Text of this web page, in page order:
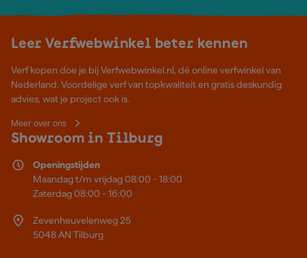
Leer Verfwebwinkel beter kennen
Verf kopen doe je bij Verfwebwinkel.nl, dé online verfwinkel van
Nederland. Voordelige verf van topkwaliteit en gratis deskundig
advies, wat je project ook is.
Meer over ons
Showroom in Tilburg
Openingstijden
Maandag t/m vrijdag 08:00 - 18:00
Zaterdag 08:00 - 16:00
Zevenheuvelenweg 25
5048 AN Tilburg